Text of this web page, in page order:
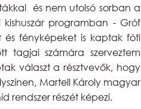
és nem utolsó sorban a
kishuszár programban - Gróf
és fényképeket is kaptak fóti
tagjai számára szerveztem
választ a résztvevők, hogy
Martell Károly magyar
rendszer részét képezi.